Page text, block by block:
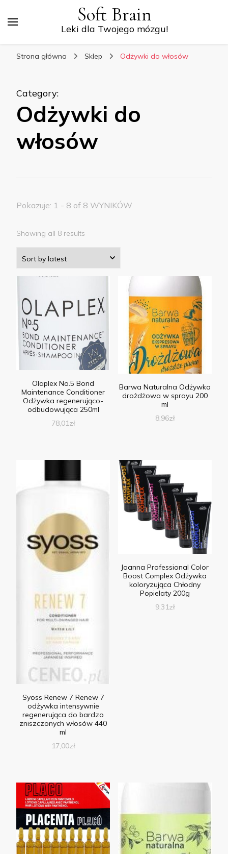
Soft Brain
Leki dla Twojego mózgu!
Strona główna Sklep Odżywki do włosów
Category:
Odżywki do
włosów
Pokazuje: 1 - 8 of 8 WYNIKÓW
Showing all 8 results
Olaplex No.5 Bond
Maintenance Conditioner
Odżywka regenerująco-
odbudowująca 250ml
78,01zł
Barwa Naturalna Odżywka
drożdżowa w sprayu 200
ml
8,96zł
Syoss Renew 7 Renew 7
odżywka intensywnie
regenerująca do bardzo
zniszczonych włosów 440
ml
17,00zł
Joanna Professional Color
Boost Complex Odżywka
koloryzująca Chłodny
Popielaty 200g
9,31zł